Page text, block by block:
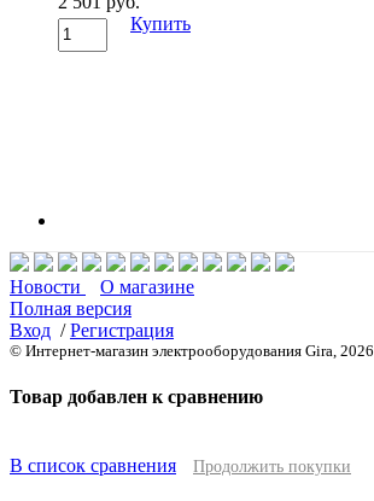
Купить
Новости
О магазине
Полная версия
Вход /Регистрация
© Интернет-магазин электрооборудования Gira, 2026
Товар добавлен к сравнению
В список сравнения Продолжить покупки